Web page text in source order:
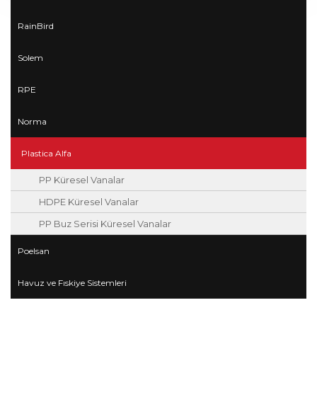
RainBird
Solem
RPE
Norma
Plastica Alfa
PP Küresel Vanalar
HDPE Küresel Vanalar
PP Buz Serisi Küresel Vanalar
Poelsan
Havuz ve Fıskiye Sistemleri